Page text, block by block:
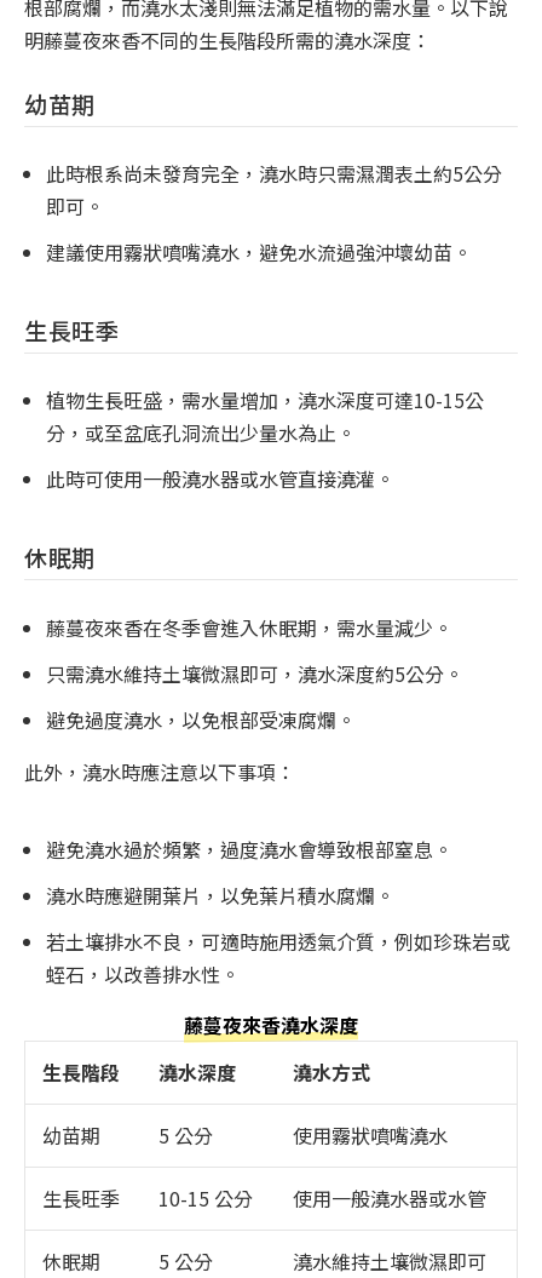
根部腐爛，而澆水太淺則無法滿足植物的需水量。以下說
明藤蔓夜來香不同的生長階段所需的澆水深度：
幼苗期
此時根系尚未發育完全，澆水時只需濕潤表土約5公分
即可。
建議使用霧狀噴嘴澆水，避免水流過強沖壞幼苗。
生長旺季
植物生長旺盛，需水量增加，澆水深度可達10-15公
分，或至盆底孔洞流出少量水為止。
此時可使用一般澆水器或水管直接澆灌。
休眠期
藤蔓夜來香在冬季會進入休眠期，需水量減少。
只需澆水維持土壤微濕即可，澆水深度約5公分。
避免過度澆水，以免根部受凍腐爛。
此外，澆水時應注意以下事項：
避免澆水過於頻繁，過度澆水會導致根部窒息。
澆水時應避開葉片，以免葉片積水腐爛。
若土壤排水不良，可適時施用透氣介質，例如珍珠岩或
蛭石，以改善排水性。
藤蔓夜來香澆水深度
生長階段
澆水深度 澆水方式
幼苗期 5 公分 使用霧狀噴嘴澆水
生長旺季 10-15 公分 使用一般澆水器或水管
休眠期 5 公分 澆水維持土壤微濕即可